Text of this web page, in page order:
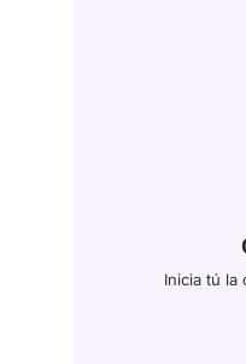
Inicia tú la